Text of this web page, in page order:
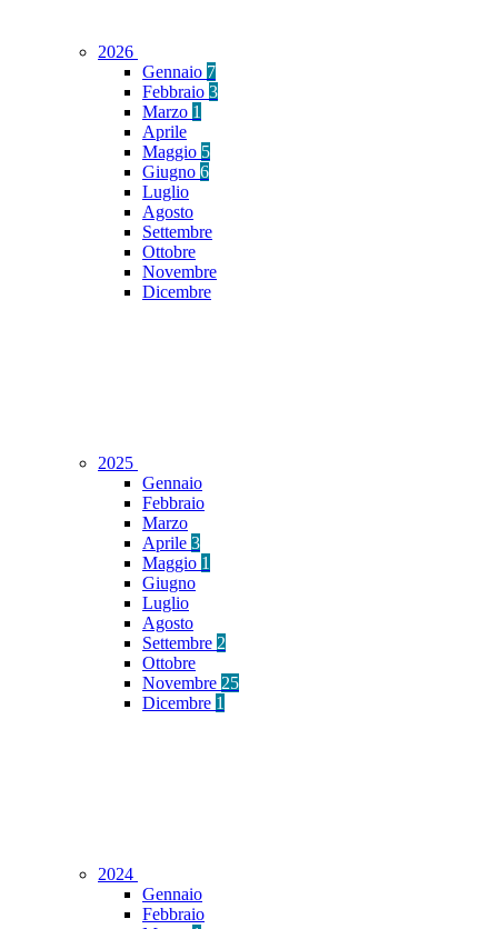
2026
Gennaio 7
Febbraio 3
Marzo 1
Aprile
Maggio 5
Giugno 6
Luglio
Agosto
Settembre
Ottobre
Novembre
Dicembre
2025
Gennaio
Febbraio
Marzo
Aprile 3
Maggio 1
Giugno
Luglio
Agosto
Settembre 2
Ottobre
Novembre 25
Dicembre 1
2024
Gennaio
Febbraio